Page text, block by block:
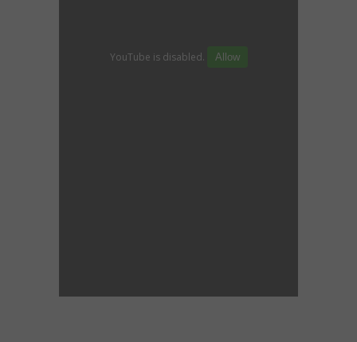
YouTube is disabled. Allow